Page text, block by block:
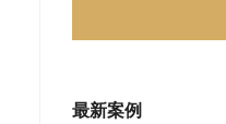
最新案例